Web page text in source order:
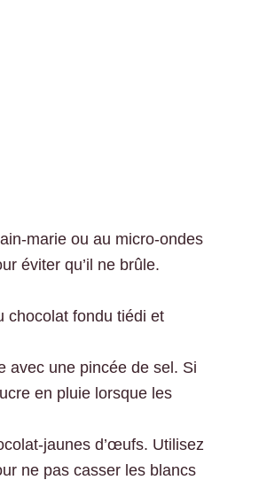
marie ou au micro-ondes
éviter qu’il ne brûle.
chocolat fondu tiédi et
avec une pincée de sel. Si
en pluie lorsque les
jaunes d’œufs. Utilisez
ne pas casser les blancs